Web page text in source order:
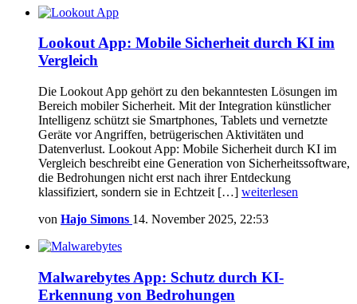
Lookout App: Mobile Sicherheit durch KI im
Vergleich
Die Lookout App gehört zu den bekanntesten Lösungen im
Bereich mobiler Sicherheit. Mit der Integration künstlicher
Intelligenz schützt sie Smartphones, Tablets und vernetzte
Geräte vor Angriffen, betrügerischen Aktivitäten und
Datenverlust. Lookout App: Mobile Sicherheit durch KI im
Vergleich beschreibt eine Generation von Sicherheitssoftware,
die Bedrohungen nicht erst nach ihrer Entdeckung
klassifiziert, sondern sie in Echtzeit […] weiterlesen
von Hajo Simons 14. November 2025, 22:53
Malwarebytes App: Schutz durch KI-
Erkennung von Bedrohungen